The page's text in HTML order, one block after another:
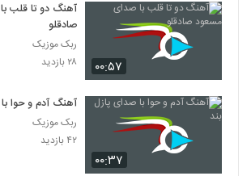
۰۰:۵۷
آهنگ دو تا قلب
صادقلو
ربک موزیک
۲۸ بازدید
۰۰:۳۷
آهنگ آدم و حوا
ربک موزیک
۴۲ بازدید